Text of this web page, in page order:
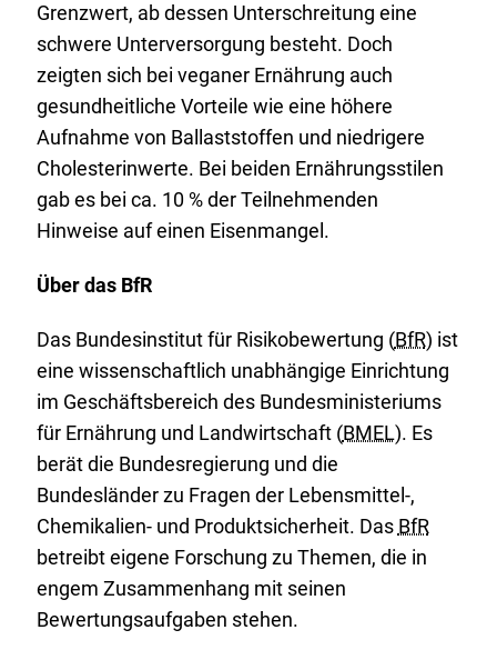
Grenzwert, ab dessen Unterschreitung eine
schwere Unterversorgung besteht. Doch
zeigten sich bei veganer Ernährung auch
gesundheitliche Vorteile wie eine höhere
Aufnahme von Ballaststoffen und niedrigere
Cholesterinwerte. Bei beiden Ernährungsstilen
gab es bei ca. 10 % der Teilnehmenden
Hinweise auf einen Eisenmangel.
Über das BfR
Das Bundesinstitut für Risikobewertung (BfR) ist
eine wissenschaftlich unabhängige Einrichtung
im Geschäftsbereich des Bundesministeriums
für Ernährung und Landwirtschaft (BMEL). Es
berät die Bundesregierung und die
Bundesländer zu Fragen der Lebensmittel-,
Chemikalien- und Produktsicherheit. Das BfR
betreibt eigene Forschung zu Themen, die in
engem Zusammenhang mit seinen
Bewertungsaufgaben stehen.